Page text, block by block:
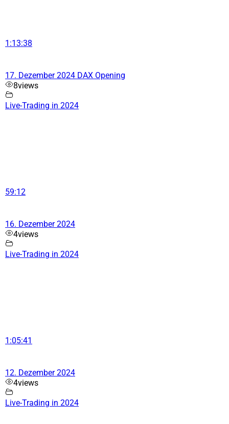
1:13:38
17. Dezember 2024 DAX Opening
8views
Live-Trading in 2024
59:12
16. Dezember 2024
4views
Live-Trading in 2024
1:05:41
12. Dezember 2024
4views
Live-Trading in 2024